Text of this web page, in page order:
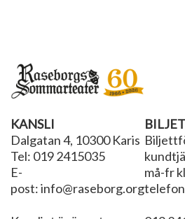
KANSLI
Dalgatan 4, 10300 Karis
Tel: 019 2415035
E-
post: info@raseborg.org
må-fr